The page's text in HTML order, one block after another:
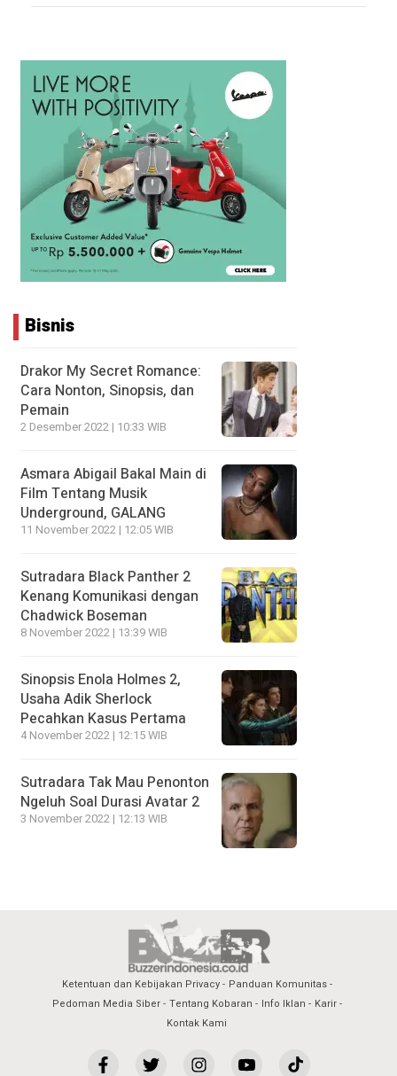
Bisnis
Drakor My Secret Romance:
Cara Nonton, Sinopsis, dan
Pemain
2 Desember 2022 | 10:33 WIB
Asmara Abigail Bakal Main di
Film Tentang Musik
Underground, GALANG
11 November 2022 | 12:05 WIB
Sutradara Black Panther 2
Kenang Komunikasi dengan
Chadwick Boseman
8 November 2022 | 13:39 WIB
Sinopsis Enola Holmes 2,
Usaha Adik Sherlock
Pecahkan Kasus Pertama
4 November 2022 | 12:15 WIB
Sutradara Tak Mau Penonton
Ngeluh Soal Durasi Avatar 2
3 November 2022 | 12:13 WIB
Ketentuan dan Kebijakan Privacy
Panduan Komunitas
Pedoman Media Siber
Tentang Kobaran Info Iklan
Karir
Kontak Kami